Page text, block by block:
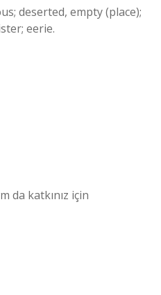
deserted, empty (place);
eerie.
da katkınız için